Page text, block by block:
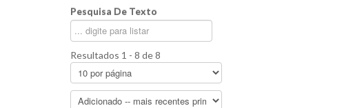
Pesquisa De Texto
Resultados 1 - 8 de 8